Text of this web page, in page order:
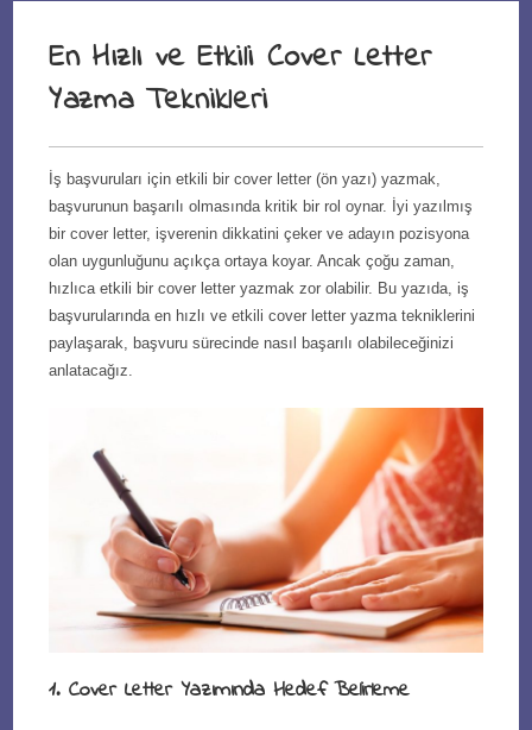
En Hızlı ve Etkili Cover Letter
Yazma Teknikleri
İş başvuruları için etkili bir cover letter (ön yazı) yazmak,
başvurunun başarılı olmasında kritik bir rol oynar. İyi yazılmış
bir cover letter, işverenin dikkatini çeker ve adayın pozisyona
olan uygunluğunu açıkça ortaya koyar. Ancak çoğu zaman,
hızlıca etkili bir cover letter yazmak zor olabilir. Bu yazıda, iş
başvurularında en hızlı ve etkili cover letter yazma tekniklerini
paylaşarak, başvuru sürecinde nasıl başarılı olabileceğinizi
anlatacağız.
1. Cover Letter Yazımında Hedef Belirleme